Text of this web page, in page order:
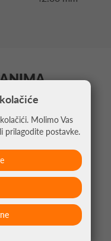
Molimo Vas
prilagodite postavke.